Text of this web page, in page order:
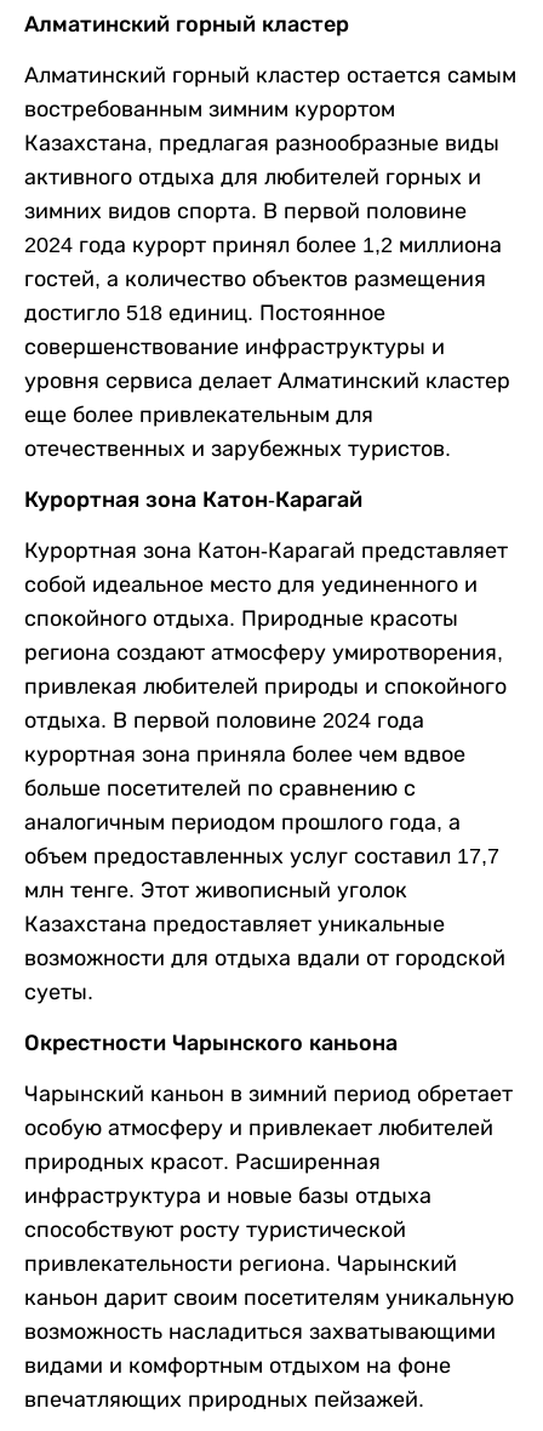
Алматинский горный кластер
Алматинский горный кластер остается самым
востребованным зимним курортом
Казахстана, предлагая разнообразные виды
активного отдыха для любителей горных и
зимних видов спорта. В первой половине
2024 года курорт принял более 1,2 миллиона
гостей, а количество объектов размещения
достигло 518 единиц. Постоянное
совершенствование инфраструктуры и
уровня сервиса делает Алматинский кластер
еще более привлекательным для
отечественных и зарубежных туристов.
Курортная зона Катон-Карагай
Курортная зона Катон-Карагай представляет
собой идеальное место для уединенного и
спокойного отдыха. Природные красоты
региона создают атмосферу умиротворения,
привлекая любителей природы и спокойного
отдыха. В первой половине 2024 года
курортная зона приняла более чем вдвое
больше посетителей по сравнению с
аналогичным периодом прошлого года, а
объем предоставленных услуг составил 17,7
млн тенге. Этот живописный уголок
Казахстана предоставляет уникальные
возможности для отдыха вдали от городской
суеты.
Окрестности Чарынского каньона
Чарынский каньон в зимний период обретает
особую атмосферу и привлекает любителей
природных красот. Расширенная
инфраструктура и новые базы отдыха
способствуют росту туристической
привлекательности региона. Чарынский
каньон дарит своим посетителям уникальную
возможность насладиться захватывающими
видами и комфортным отдыхом на фоне
впечатляющих природных пейзажей.